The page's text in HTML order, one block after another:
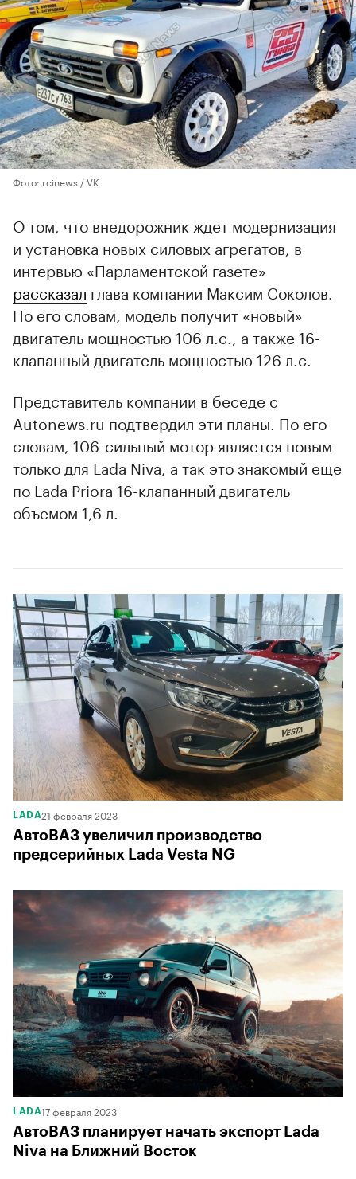
Фото: rcinews / VK
О том, что внедорожник ждет модернизация
и установка новых силовых агрегатов, в
интервью «Парламентской газете»
рассказал глава компании Максим Соколов.
По его словам, модель получит «новый»
двигатель мощностью 106 л.с., а также 16-
клапанный двигатель мощностью 126 л.с.
Представитель компании в беседе с
Autonews.ru подтвердил эти планы. По его
словам, 106-сильный мотор является новым
только для Lada Niva, а так это знакомый еще
по Lada Priora 16-клапанный двигатель
объемом 1,6 л.
00:00 / 00:00
LADA21 февраля 2023
АвтоВАЗ увеличил производство
предсерийных Lada Vesta NG
LADA17 февраля 2023
АвтоВАЗ планирует начать экспорт Lada
Niva на Ближний Восток